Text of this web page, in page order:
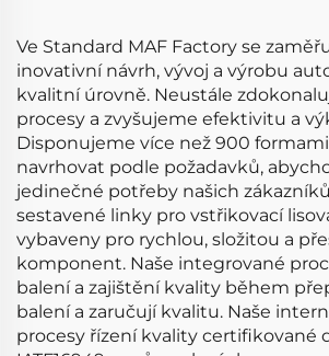
Ve Standard MAF Factory se
inovativní návrh, vývoj a výrobu
kvalitní úrovně. Neustále
procesy a zvyšujeme efektivitu a
Disponujeme více než 900
navrhovat podle požadavků,
jedinečné potřeby našich
sestavené linky pro vstřikovací
vybaveny pro rychlou, složitou a
komponent. Naše integrované
balení a zajištění kvality během
balení a zaručují kvalitu. Naše
procesy řízení kvality certifikované